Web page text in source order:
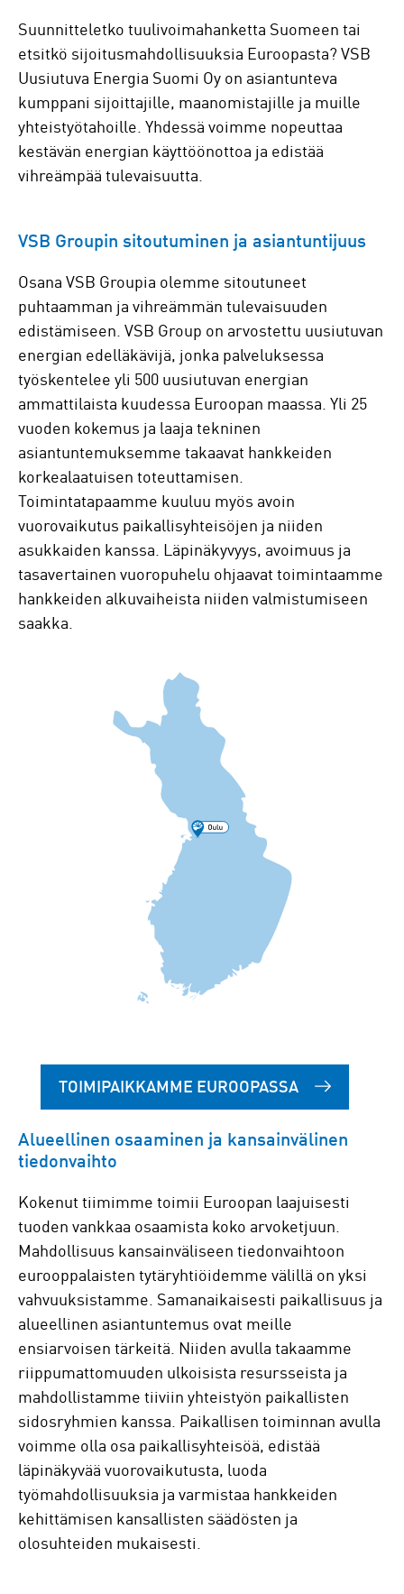
Suunnitteletko tuulivoimahanketta Suomeen tai
etsitkö sijoitusmahdollisuuksia Euroopasta? VSB
Uusiutuva Energia Suomi Oy on asiantunteva
kumppani sijoittajille, maanomistajille ja muille
yhteistyötahoille. Yhdessä voimme nopeuttaa
kestävän energian käyttöönottoa ja edistää
vihreämpää tulevaisuutta.
VSB Groupin sitoutuminen ja asiantuntijuus
Osana VSB Groupia olemme sitoutuneet
puhtaamman ja vihreämmän tulevaisuuden
edistämiseen. VSB Group on arvostettu uusiutuvan
energian edelläkävijä, jonka palveluksessa
työskentelee yli 500 uusiutuvan energian
ammattilaista kuudessa Euroopan maassa. Yli 25
vuoden kokemus ja laaja tekninen
asiantuntemuksemme takaavat hankkeiden
korkealaatuisen toteuttamisen.
Toimintatapaamme kuuluu myös avoin
vuorovaikutus paikallisyhteisöjen ja niiden
asukkaiden kanssa. Läpinäkyvyys, avoimuus ja
tasavertainen vuoropuhelu ohjaavat toimintaamme
hankkeiden alkuvaiheista niiden valmistumiseen
saakka.
TOIMIPAIKKAMME EUROOPASSA
Alueellinen osaaminen ja kansainvälinen
tiedonvaihto
Kokenut tiimimme toimii Euroopan laajuisesti
tuoden vankkaa osaamista koko arvoketjuun.
Mahdollisuus kansainväliseen tiedonvaihtoon
eurooppalaisten tytäryhtiöidemme välillä on yksi
vahvuuksistamme. Samanaikaisesti paikallisuus ja
alueellinen asiantuntemus ovat meille
ensiarvoisen tärkeitä. Niiden avulla takaamme
riippumattomuuden ulkoisista resursseista ja
mahdollistamme tiiviin yhteistyön paikallisten
sidosryhmien kanssa. Paikallisen toiminnan avulla
voimme olla osa paikallisyhteisöä, edistää
läpinäkyvää vuorovaikutusta, luoda
työmahdollisuuksia ja varmistaa hankkeiden
kehittämisen kansallisten säädösten ja
olosuhteiden mukaisesti.